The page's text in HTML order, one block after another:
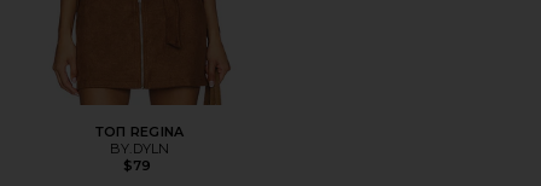
ТОП REGINA
BY.DYLN
$79